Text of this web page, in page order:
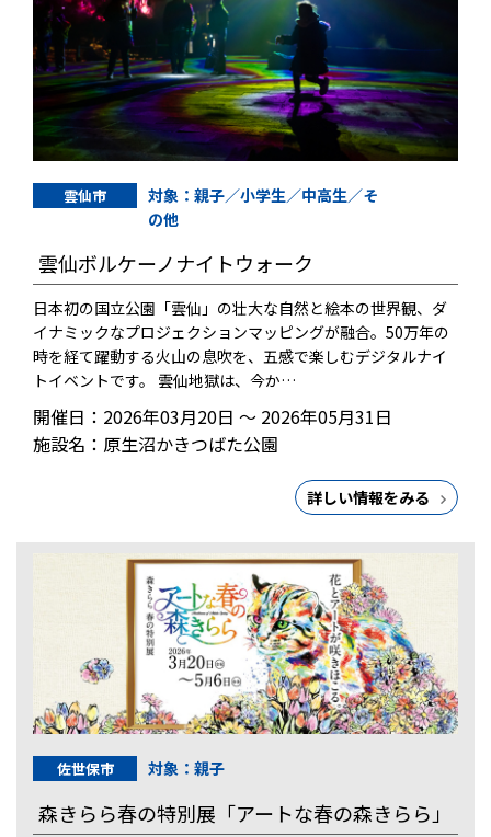
雲仙市
対象：親子／小学生／中高生／そ
の他
雲仙ボルケーノナイトウォーク
日本初の国立公園「雲仙」の壮大な自然と絵本の世界観、ダ
イナミックなプロジェクションマッピングが融合。50万年の
時を経て躍動する火山の息吹を、五感で楽しむデジタルナイ
トイベントです。 雲仙地獄は、今か…
開催日：2026年03月20日 ～ 2026年05月31日
施設名：原生沼かきつばた公園
詳しい情報をみる
佐世保市 対象：親子
森きらら春の特別展「アートな春の森きらら」